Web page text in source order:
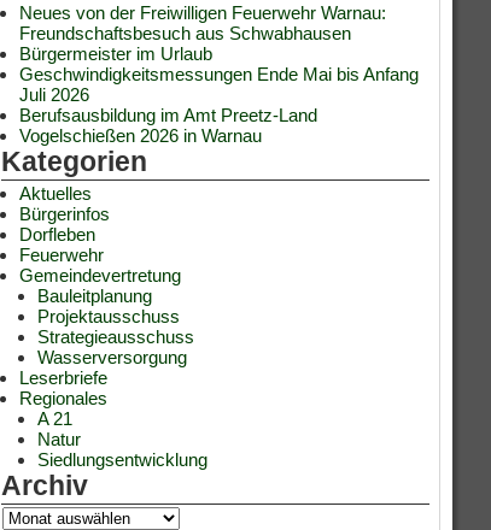
Neues von der Freiwilligen Feuerwehr Warnau:
Freundschaftsbesuch aus Schwabhausen
Bürgermeister im Urlaub
Geschwindigkeitsmessungen Ende Mai bis Anfang
Juli 2026
Berufsausbildung im Amt Preetz-Land
Vogelschießen 2026 in Warnau
Kategorien
Aktuelles
Bürgerinfos
Dorfleben
Feuerwehr
Gemeindevertretung
Bauleitplanung
Projektausschuss
Strategieausschuss
Wasserversorgung
Leserbriefe
Regionales
A 21
Natur
Siedlungsentwicklung
Archiv